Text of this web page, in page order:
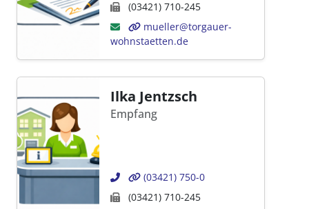
(03421) 710-245
mueller@torgauer-
wohnstaetten.de
Ilka Jentzsch
Empfang
(03421) 750-0
(03421) 710-245